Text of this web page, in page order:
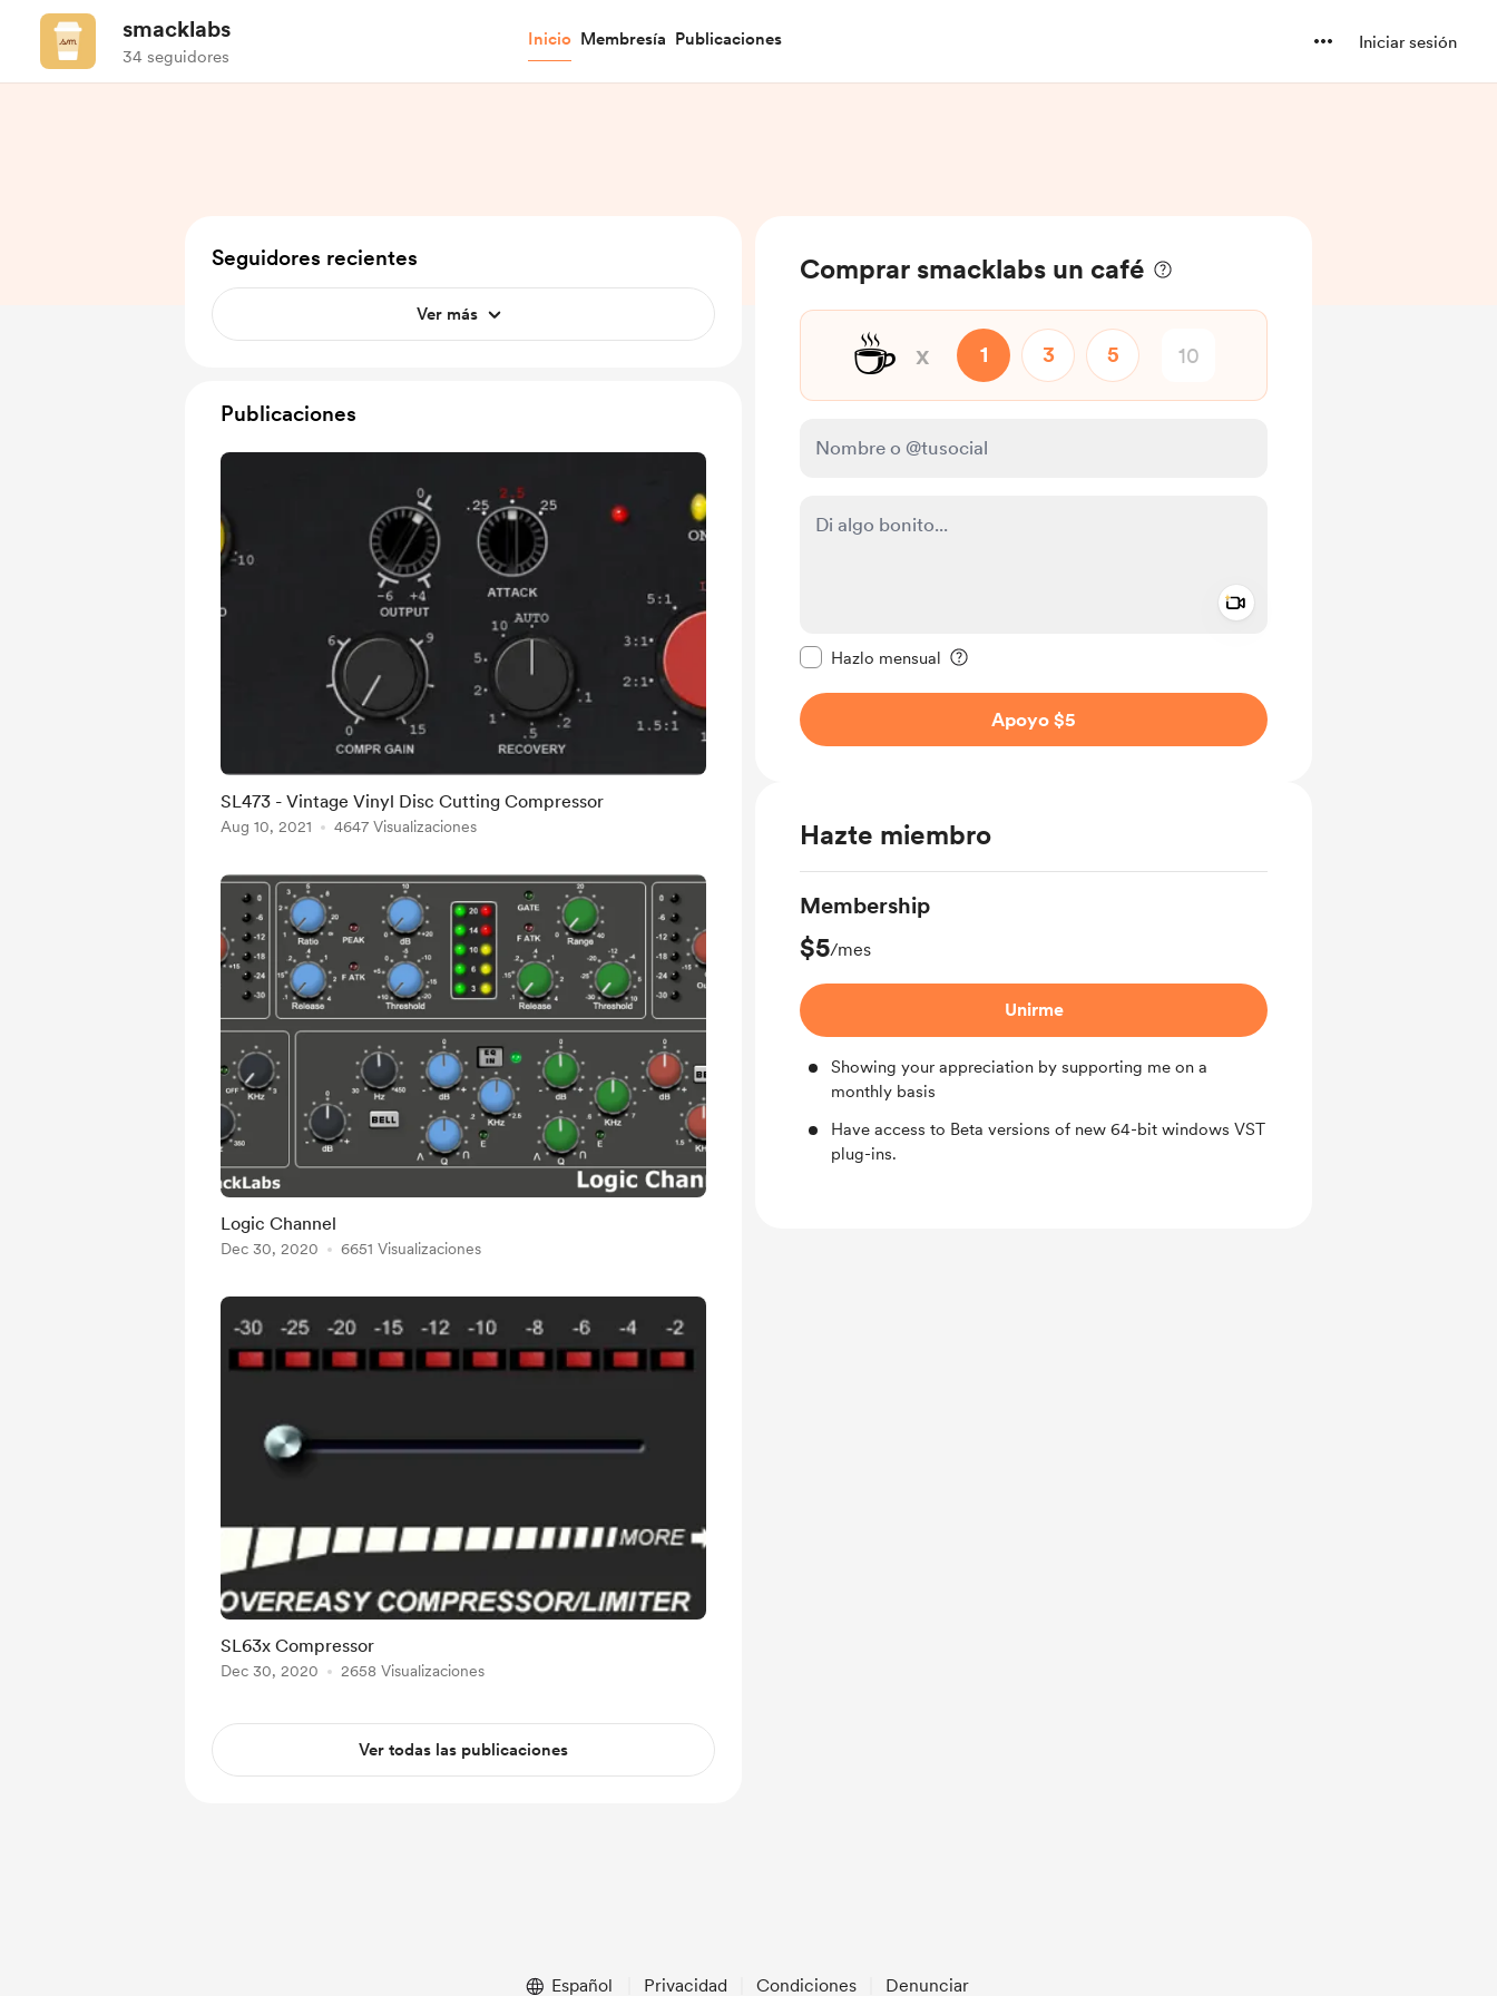
smacklabs
34 seguidores
Inicio Membresía Publicaciones Iniciar sesión
Comprar smacklabs un café
☕ x 1 3 5
Hazlo mensual
Apoyo $5
Hazte miembro
Membership
$5/mes
Unirme
Showing your appreciation by supporting me on a
monthly basis
Have access to Beta versions of new 64-bit windows VST
plug-ins.
Seguidores recientes
Ver más
Publicaciones
SL473 - Vintage Vinyl Disc Cutting Compressor
Aug 10, 2021 4647 Visualizaciones
Logic Channel
Dec 30, 2020 6651 Visualizaciones
SL63x Compressor
Dec 30, 2020 2658 Visualizaciones
Ver todas las publicaciones
Español Privacidad Condiciones Denunciar